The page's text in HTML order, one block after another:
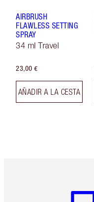
AIRBRUSH
FLAWLESS SETTING
SPRAY
34 ml Travel
23,00 €
AÑADIR A LA CESTA